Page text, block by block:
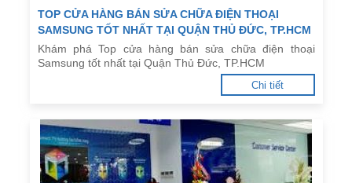
TOP CỬA HÀNG BÁN SỬA CHỮA ĐIỆN THOẠI
SAMSUNG TỐT NHẤT TẠI QUẬN THỦ ĐỨC, TP.HCM
Khám phá Top cửa hàng bán sửa chữa điện thoại
Samsung tốt nhất tại Quận Thủ Đức, TP.HCM
Chi tiết